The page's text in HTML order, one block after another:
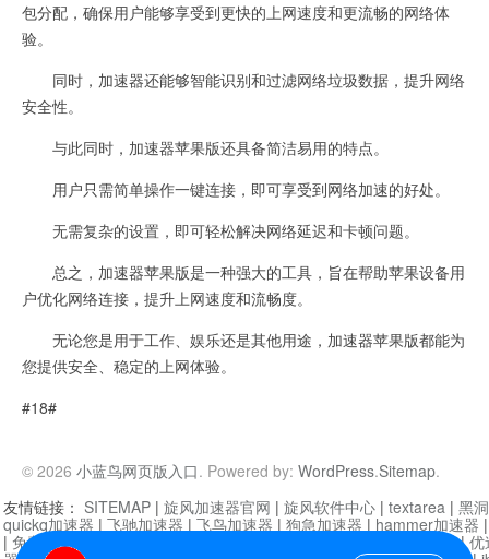
包分配，确保用户能够享受到更快的上网速度和更流畅的网络体
验。
同时，加速器还能够智能识别和过滤网络垃圾数据，提升网络
安全性。
与此同时，加速器苹果版还具备简洁易用的特点。
用户只需简单操作一键连接，即可享受到网络加速的好处。
无需复杂的设置，即可轻松解决网络延迟和卡顿问题。
总之，加速器苹果版是一种强大的工具，旨在帮助苹果设备用
户优化网络连接，提升上网速度和流畅度。
无论您是用于工作、娱乐还是其他用途，加速器苹果版都能为
您提供安全、稳定的上网体验。
#18#
© 2026 小蓝鸟网页版入口. Powered by: WordPress.Sitemap.
友情链接： SITEMAP | 旋风加速器官网 | 旋风软件中心 | textarea | 黑
quickq加速器 | 飞驰加速器 | 飞鸟加速器 | 狗急加速器 | hammer加速器
| 免费vqn加速外网 迷雾通|优